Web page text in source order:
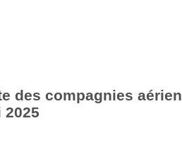
des compagnies
2025